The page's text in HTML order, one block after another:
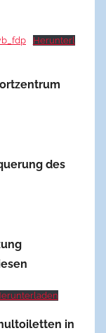
Herunterl
des
in